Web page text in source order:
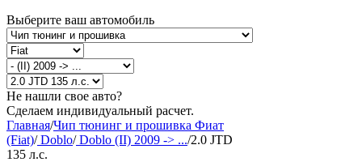
Выберите ваш автомобиль
Не нашли свое авто?
Сделаем индивидуальный расчет.
Главная/Чип тюнинг и прошивка Фиат
(Fiat)/Doblo/Doblo (II) 2009 -> .../2.0 JTD
135 л.с.